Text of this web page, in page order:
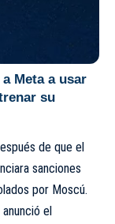
Meta a usar
su
de que el
sanciones
por Moscú.
el